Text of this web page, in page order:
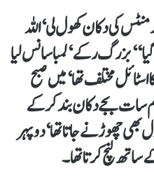
کی دکان کھول لی‘ اللہ
بزرگ رکے‘ لمبا سانس لیا
مختلف تھا‘ میں صبح
سات بجے دکان بند کر کے
بھی چھوڑنے جاتا تھا‘ دوپہر
ساتھ لنچ کرتا تھا۔